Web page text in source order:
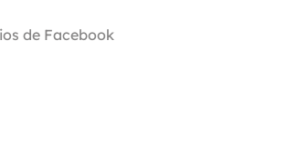
de Facebook